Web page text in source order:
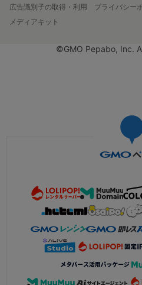
広告識別子の取得・利用
プライバシー
メディアキット
©GMO Pepabo, Inc.